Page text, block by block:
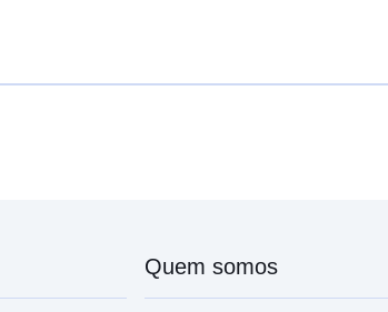
Quem somos